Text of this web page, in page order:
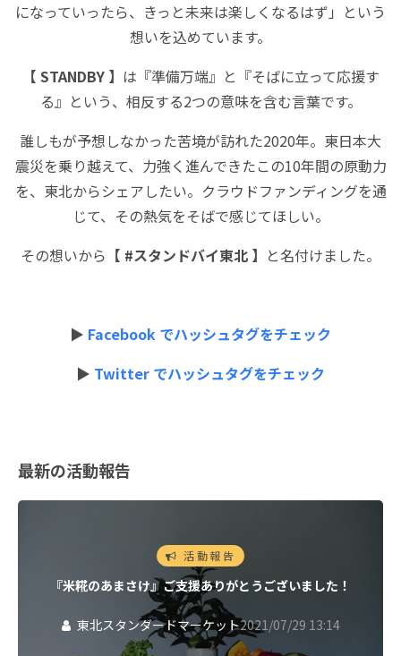
になっていったら、きっと未来は楽しくなるはず」という
想いを込めています。
【 STANDBY 】 は『準備万端』と『そばに立って応援す
る』という、相反する2つの意味を含む言葉です。
誰しもが予想しなかった苦境が訪れた2020年。東日本大
震災を乗り越えて、力強く進んできたこの10年間の原動力
を、東北からシェアしたい。クラウドファンディングを通
じて、その熱気をそばで感じてほしい。
その想いから 【 #スタンドバイ東北 】 と名付けました。
▶ Facebook でハッシュタグをチェック
▶︎ Twitter でハッシュタグをチェック
最新の活動報告
活動報告
『米糀のあまさけ』ご支援ありがとうございました！
東北スタンダードマーケット2021/07/29 13:14